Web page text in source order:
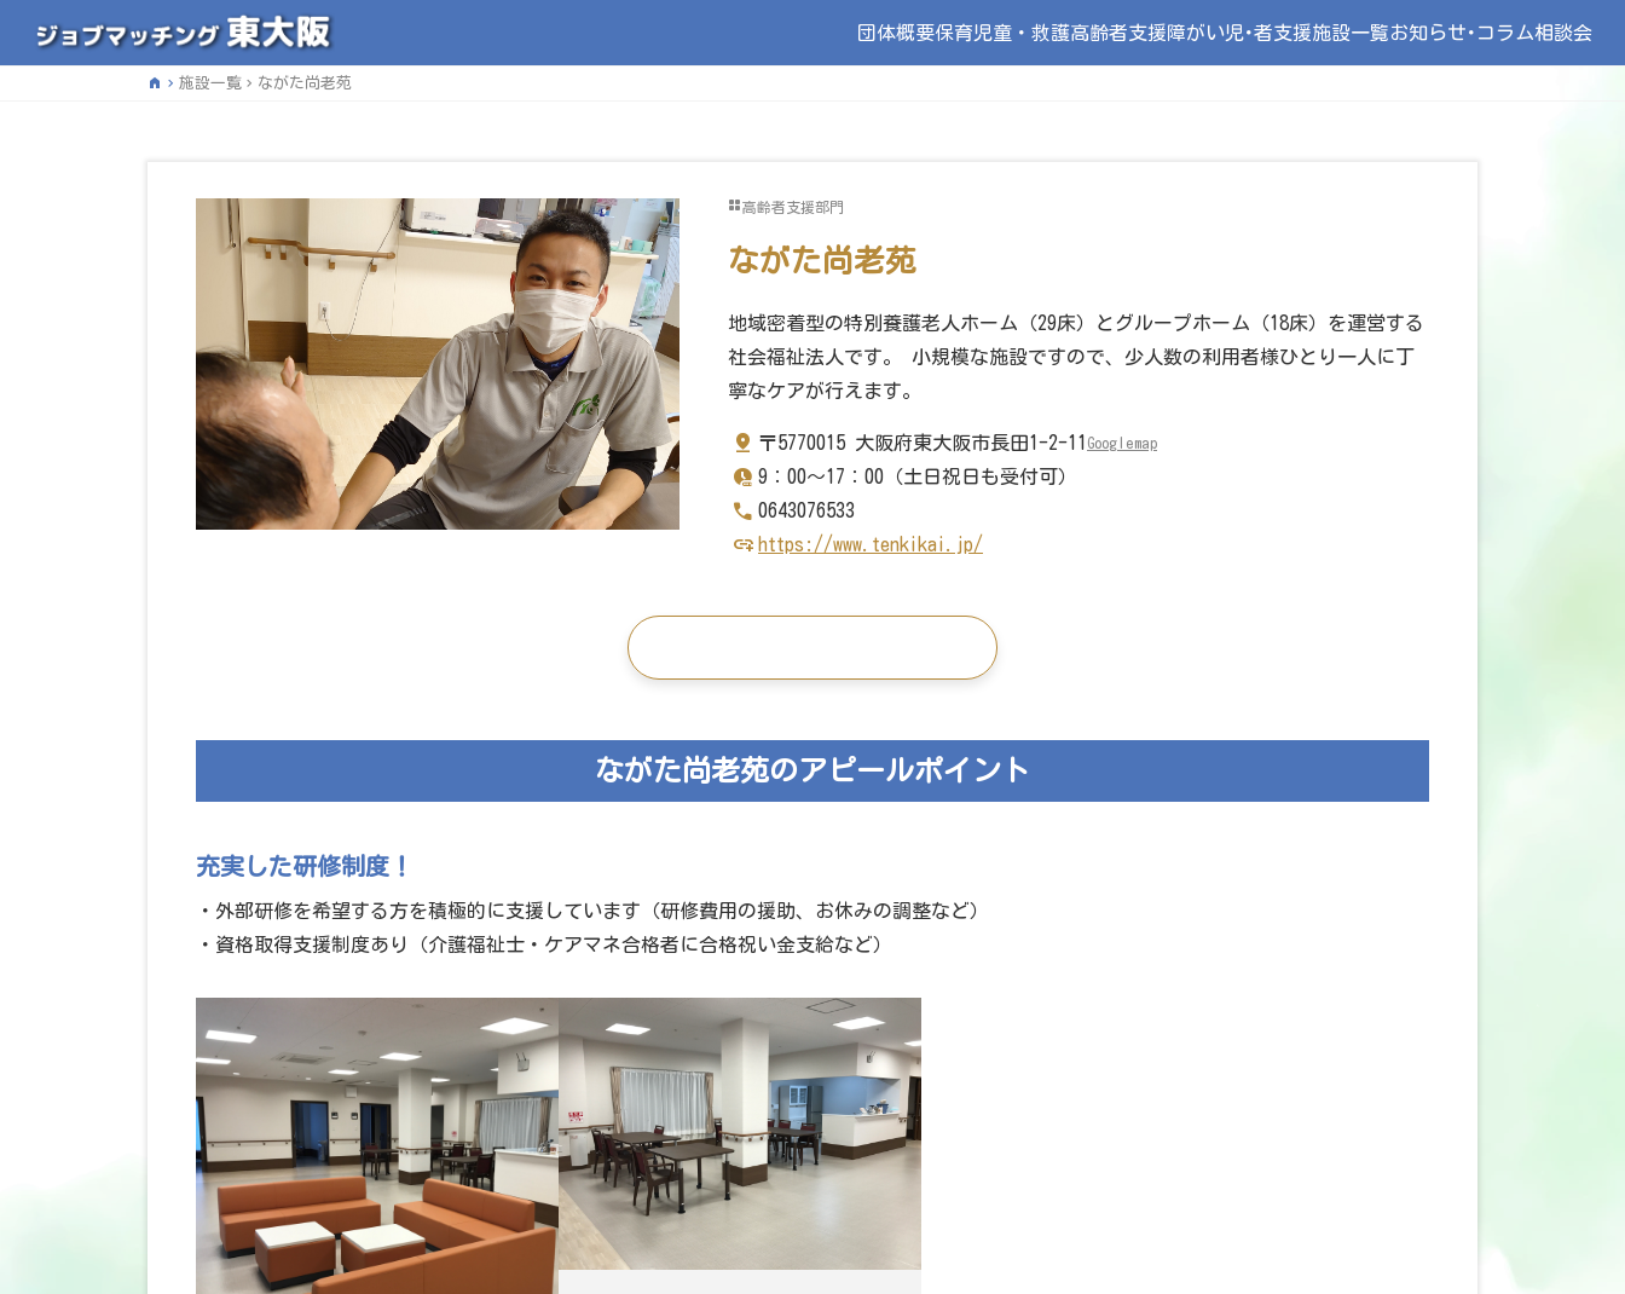
団体概要保育児童・救護高齢者支援障がい児･者支援施設一覧お知らせ･コラム相談会
home 施設一覧 ながた尚老苑
高齢者支援部門
ながた尚老苑
地域密着型の特別養護老人ホーム（29床）とグループホーム（18床）を運営する
社会福祉法人です。 小規模な施設ですので、少人数の利用者様ひとり一人に丁
寧なケアが行えます。
〒5770015 大阪府東大阪市長田1-2-11 Googlemap
9：00～17：00（土日祝日も受付可）
0643076533
https://www.tenkikai.jp/
ながた尚老苑のアピールポイント
充実した研修制度！
・外部研修を希望する方を積極的に支援しています（研修費用の援助、お休みの調整など）
・資格取得支援制度あり（介護福祉士・ケアマネ合格者に合格祝い金支給など）